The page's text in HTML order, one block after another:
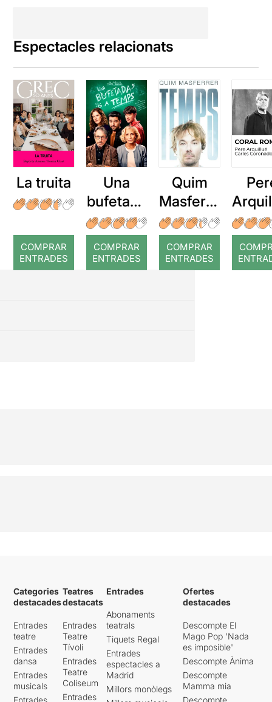
Espectacles relacionats
La truita
COMPRAR
ENTRADES
Una
bufetada
a temps
COMPRAR
ENTRADES
Quim
Masferre
r: Temps
COMPRAR
ENTRADES
:
Categories
destacades
Entrades
teatre
Entrades
dansa
Entrades
musicals
Teatres
destacats
Entrades
Teatre
Tívoli
Entrades
Teatre
Coliseum
Entrades
Entrades
Abonaments
teatrals
Tiquets Regal
Entrades
espectacles a
Madrid
Millors monòlegs
Ofertes
destacades
Descompte El
Mago Pop 'Nada
es imposible'
Descompte Ànima
Descompte
Mamma mia